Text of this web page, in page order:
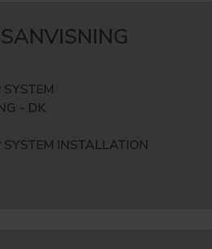
- DK
INSTALLATION